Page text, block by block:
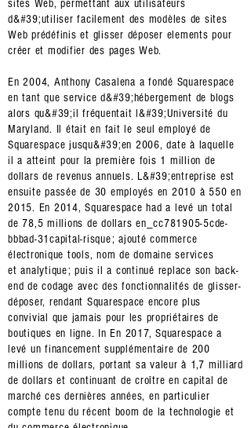
sites Web, permettant aux utilisateurs
d&#39;utiliser facilement des modèles de sites
Web prédéfinis et glisser déposer elements pour
créer et modifier des pages Web.
En 2004, Anthony Casalena a fondé Squarespace
en tant que service d&#39;hébergement de blogs
alors qu&#39;il fréquentait l&#39;Université du
Maryland. Il était en fait le seul employé de
Squarespace jusqu&#39;en 2006, date à laquelle
il a atteint pour la première fois 1 million de
dollars de revenus annuels. L&#39;entreprise est
ensuite passée de 30 employés en 2010 à 550 en
2015. En 2014, Squarespace had a levé un total
de 78,5 millions de dollars en_cc781905-5cde-
bbbad-31capital-risque; ajoutécommerce
électronique tools, nom de domaine services
etanalytique; puis il a continué replace son back-
end de codage avec des fonctionnalités de glisser-
déposer, rendant Squarespace encore plus
convivial que jamais pour les propriétaires de
boutiques en ligne. In En 2017, Squarespace a
levé un financement supplémentaire de 200
millions de dollars, portant sa valeur à 1,7 milliard
de dollars et continuant de croître en capital de
marché ces dernières années, en particulier
compte tenu du récent boom de la technologie et